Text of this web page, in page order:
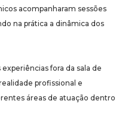
acompanharam sessões
na prática a dinâmica dos
fora da sala de
profissional e
áreas de atuação dentro